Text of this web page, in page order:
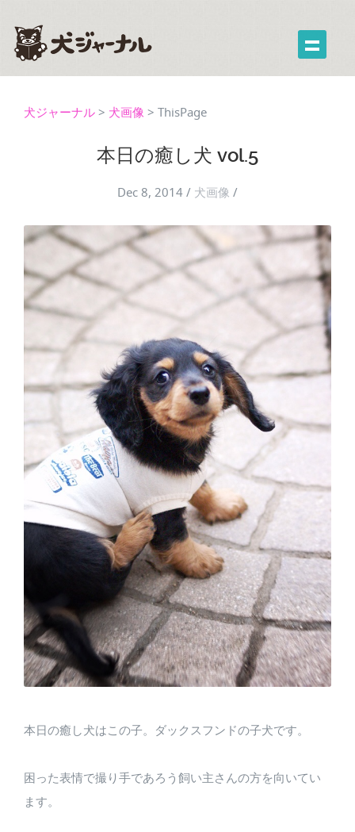
犬ジャーナル > 犬画像 > ThisPage
本日の癒し犬 vol.5
Dec 8, 2014 / 犬画像 /
本日の癒し犬はこの子。ダックスフンドの子犬です。
困った表情で撮り手であろう飼い主さんの方を向いてい
ます。